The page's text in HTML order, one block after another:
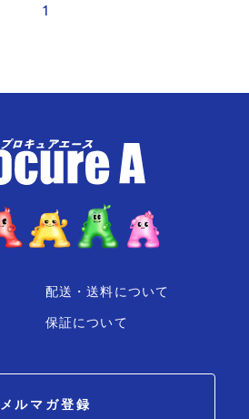
1
配送・送料について
保証について
メルマガ登録